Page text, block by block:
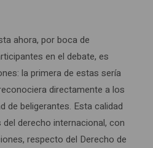
ahora, por boca de
en el debate, es
la primera de estas sería
directamente a los
de beligerantes. Esta calidad
derecho internacional, con
respecto del Derecho de